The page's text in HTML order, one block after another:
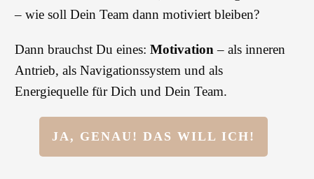
– wie soll Dein Team dann motiviert bleiben?
Dann brauchst Du eines: Motivation – als inneren
Antrieb, als Navigationssystem und als
Energiequelle für Dich und Dein Team.
JA, GENAU! DAS WILL ICH!